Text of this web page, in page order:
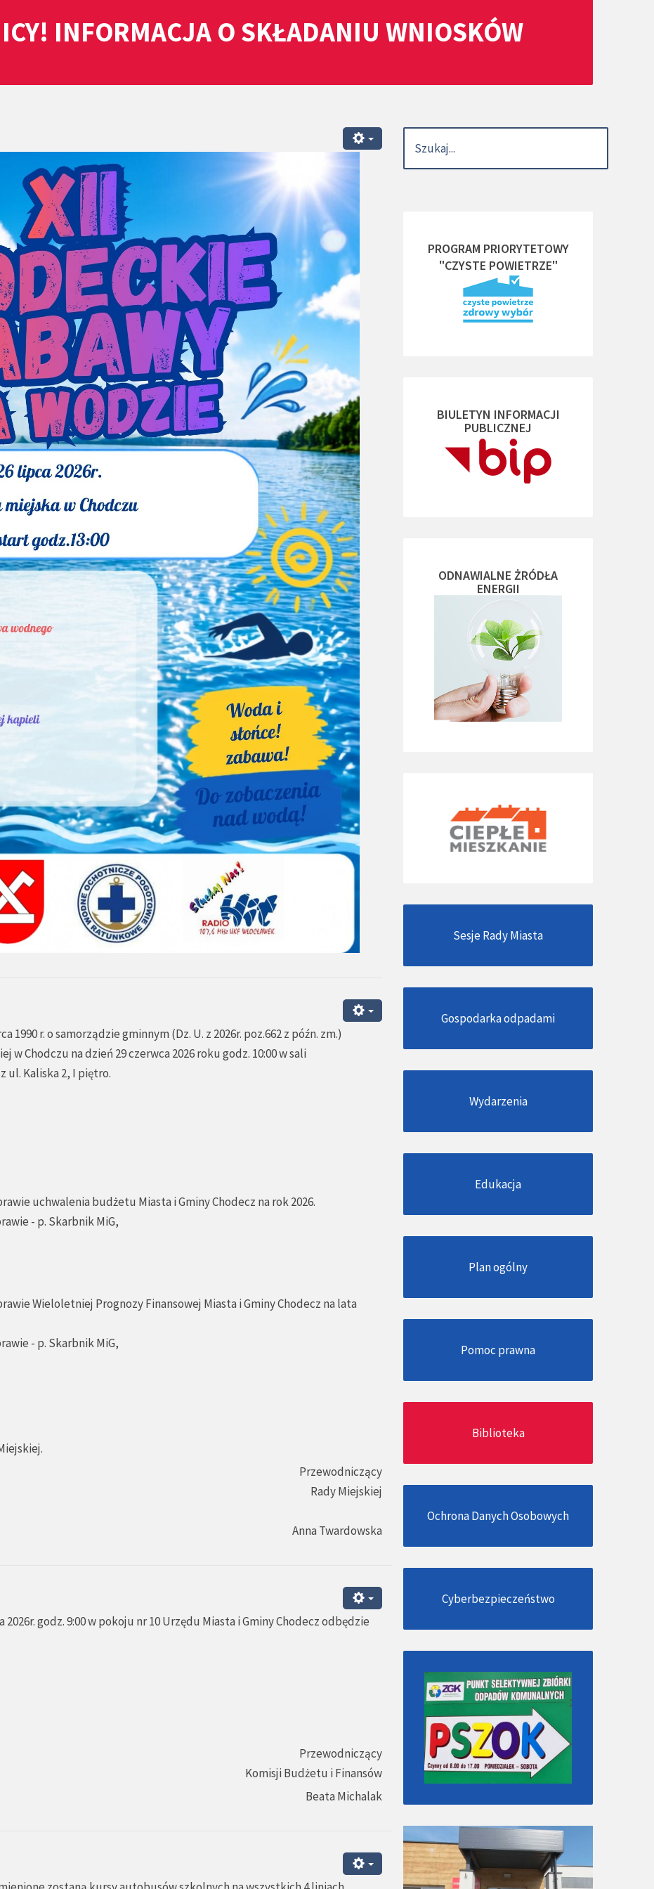
INFORMACJA O SKŁADANIU WNIOSKÓW
1990 r. o samorządzie gminnym (Dz. U. z 2026r. poz.662 z późn. zm.)
w Chodczu na dzień 29 czerwca 2026 roku godz. 10:00 w sali
ul. Kaliska 2, I piętro.
uchwalenia budżetu Miasta i Gminy Chodecz na rok 2026.
- p. Skarbnik MiG,
Wieloletniej Prognozy Finansowej Miasta i Gminy Chodecz na lata
- p. Skarbnik MiG,
Przewodniczący
Rady Miejskiej
Anna Twardowska
godz. 9:00 w pokoju nr 10 Urzędu Miasta i Gminy Chodecz odbędzie
Przewodniczący
Komisji Budżetu i Finansów
Beata Michalak
PROGRAM PRIORYTETOWY
"CZYSTE POWIETRZE"
BIULETYN INFORMACJI
PUBLICZNEJ
ODNAWIALNE ŻRÓDŁA
ENERGII
Sesje Rady Miasta
Gospodarka odpadami
Wydarzenia
Edukacja
Plan ogólny
Pomoc prawna
Biblioteka
Ochrona Danych Osobowych
Cyberbezpieczeństwo